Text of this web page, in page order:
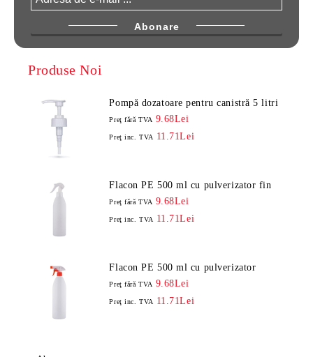
Produse Noi
Pompă dozatoare pentru canistră 5 litri
Preţ fără TVA 9.68Lei
Preţ inc. TVA 11.71Lei
Flacon PE 500 ml cu pulverizator fin
Preţ fără TVA 9.68Lei
Preţ inc. TVA 11.71Lei
Flacon PE 500 ml cu pulverizator
Preţ fără TVA 9.68Lei
Preţ inc. TVA 11.71Lei